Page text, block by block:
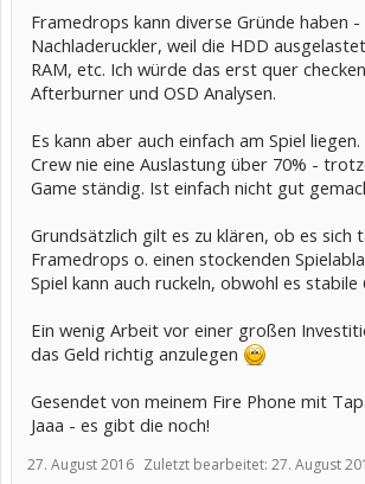
Framedrops kann diverse Gründe haben -
Nachladeruckler, weil die HDD
RAM, etc. Ich würde das erst quer
Afterburner und OSD Analysen.
Es kann aber auch einfach am Spiel
Crew nie eine Auslastung über 70% -
Game ständig. Ist einfach nicht gut
Grundsätzlich gilt es zu klären, ob es sich
Framedrops o. einen stockenden
Spiel kann auch ruckeln, obwohl es
Ein wenig Arbeit vor einer großen
das Geld richtig anzulegen
Gesendet von meinem Fire Phone mit
Jaaa - es gibt die noch!
27. August 2016 Zuletzt bearbeitet: 27. August